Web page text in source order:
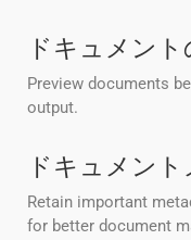
ドキュメン
Preview documents
output.
ドキュメン
Retain important
for better document